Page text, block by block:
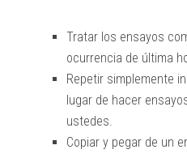
Tratar los ensayos
ocurrencia de última
Repetir simplemente
lugar de hacer
ustedes.
Copiar y pegar de un